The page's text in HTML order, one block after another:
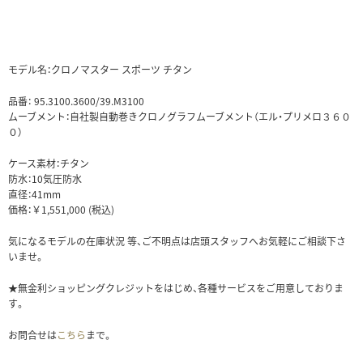
モデル名：クロノマスター スポーツ チタン
品番： 95.3100.3600/39.M3100
ムーブメント：自社製自動巻きクロノグラフムーブメント（エル・プリメロ３６０
０）
ケース素材：チタン
防水：10気圧防水
直径：41mm
価格：￥1,551,000 (税込)
気になるモデルの在庫状況 等、ご不明点は店頭スタッフへお気軽にご相談下さ
いませ。
★無金利ショッピングクレジットをはじめ、各種サービスをご用意しておりま
す。
お問合せはこちら まで。